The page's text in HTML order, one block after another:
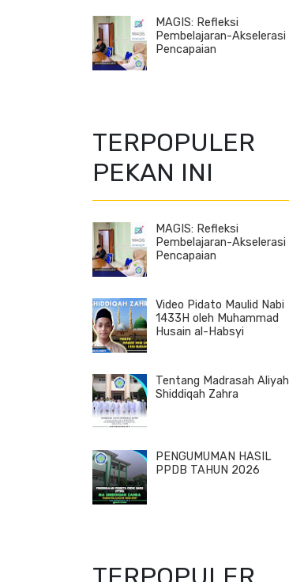
MAGIS: Refleksi
Pembelajaran-Akselerasi
Pencapaian
TERPOPULER
PEKAN INI
MAGIS: Refleksi
Pembelajaran-Akselerasi
Pencapaian
Video Pidato Maulid Nabi
1433H oleh Muhammad
Husain al-Habsyi
Tentang Madrasah Aliyah
Shiddiqah Zahra
PENGUMUMAN HASIL
PPDB TAHUN 2026